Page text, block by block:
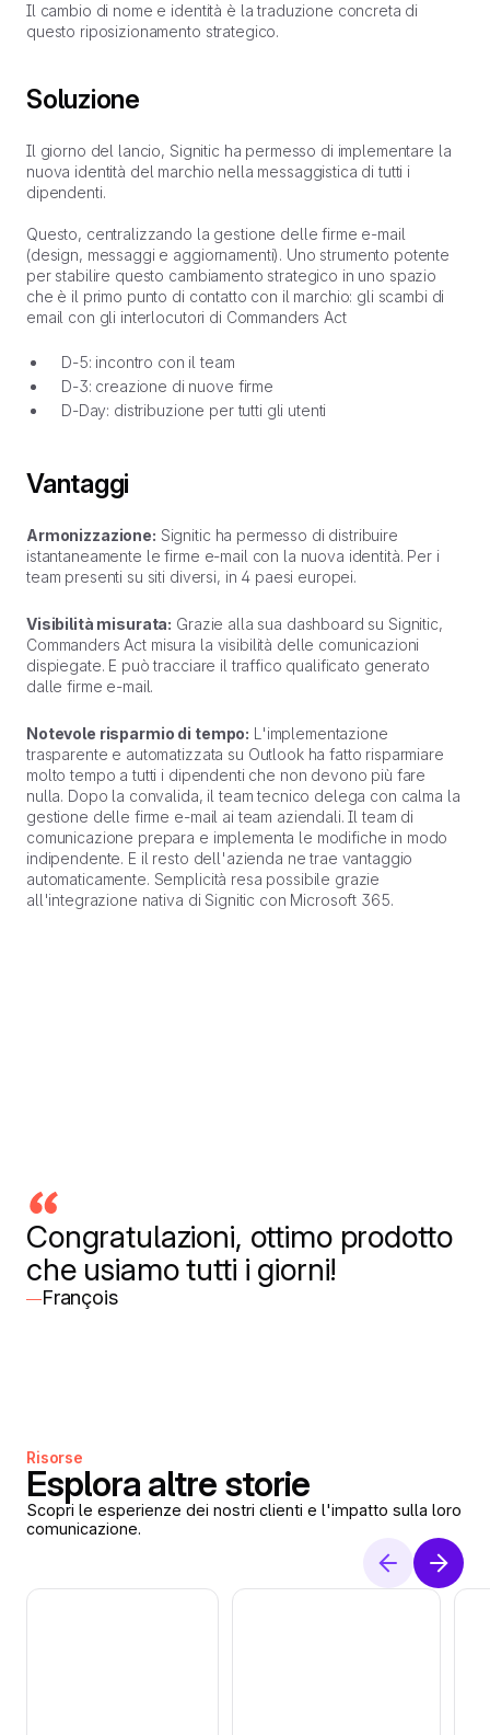
Il cambio di nome e identità è la traduzione concreta di
questo riposizionamento strategico.
Soluzione
Il giorno del lancio, Signitic ha permesso di implementare la
nuova identità del marchio nella messaggistica di tutti i
dipendenti.
Questo, centralizzando la gestione delle firme e-mail
(design, messaggi e aggiornamenti). Uno strumento potente
per stabilire questo cambiamento strategico in uno spazio
che è il primo punto di contatto con il marchio: gli scambi di
email con gli interlocutori di Commanders Act
D-5: incontro con il team
D-3: creazione di nuove firme
D-Day: distribuzione per tutti gli utenti
Vantaggi
Armonizzazione: Signitic ha permesso di distribuire
istantaneamente le firme e-mail con la nuova identità. Per i
team presenti su siti diversi, in 4 paesi europei.
Visibilità misurata: Grazie alla sua dashboard su Signitic,
Commanders Act misura la visibilità delle comunicazioni
dispiegate. E può tracciare il traffico qualificato generato
dalle firme e-mail.
Notevole risparmio di tempo: L'implementazione
trasparente e automatizzata su Outlook ha fatto risparmiare
molto tempo a tutti i dipendenti che non devono più fare
nulla. Dopo la convalida, il team tecnico delega con calma la
gestione delle firme e-mail ai team aziendali. Il team di
comunicazione prepara e implementa le modifiche in modo
indipendente. E il resto dell'azienda ne trae vantaggio
automaticamente. Semplicità resa possibile grazie
all'integrazione nativa di Signitic con Microsoft 365.
Congratulazioni, ottimo prodotto
che usiamo tutti i giorni!
—François
Risorse
Esplora altre storie
Scopri le esperienze dei nostri clienti e l'impatto sulla loro
comunicazione.